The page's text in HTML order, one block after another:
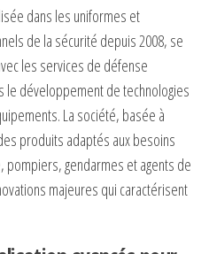
dans les uniformes et
de la sécurité depuis 2008, se
les services de défense
le développement de technologies
La société, basée à
produits adaptés aux besoins
gendarmes et agents de
majeures qui caractérisent